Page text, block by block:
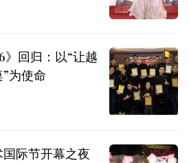
》回归：以“让越
为使命
际节开幕之夜